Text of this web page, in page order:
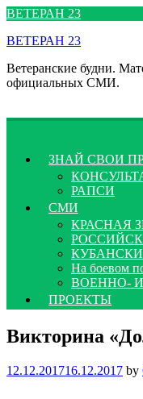
Перейти
содержимому
ВЕТЕРАН 23
ВЕТЕРАН 23
Ветеранские будни.
официальных СМИ.
ЗНАЙ СВОИ
РАПСИ
СМИ
КРАСНАЯ
На боевом
ВОЕННО-
ПРОЕКТЫ
Викторина
12.12.201716.12.2017 by